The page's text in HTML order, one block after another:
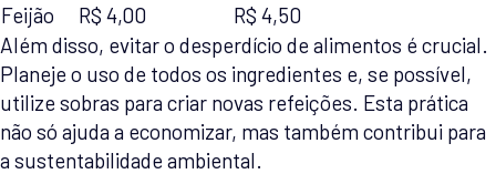
Feijão
R$ 4,00
R$ 4,50
Além disso, evitar o desperdício de alimentos é crucial.
Planeje o uso de todos os ingredientes e, se possível,
utilize sobras para criar novas refeições. Esta prática
não só ajuda a economizar, mas também contribui para
a sustentabilidade ambiental.